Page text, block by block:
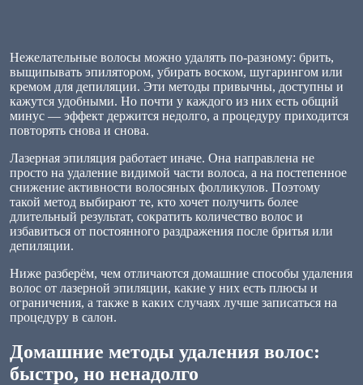
Нежелательные волосы можно удалять по-разному: брить,
выщипывать эпилятором, убирать воском, шугарингом или
кремом для депиляции. Эти методы привычны, доступны и
кажутся удобными. Но почти у каждого из них есть общий
минус — эффект держится недолго, а процедуру приходится
повторять снова и снова.
Лазерная эпиляция работает иначе. Она направлена не
просто на удаление видимой части волоса, а на постепенное
снижение активности волосяных фолликулов. Поэтому
такой метод выбирают те, кто хочет получить более
длительный результат, сократить количество волос и
избавиться от постоянного раздражения после бритья или
депиляции.
Ниже разберём, чем отличаются домашние способы удаления
волос от лазерной эпиляции, какие у них есть плюсы и
ограничения, а также в каких случаях лучше записаться на
процедуру в салон.
Домашние методы удаления волос:
быстро, но ненадолго